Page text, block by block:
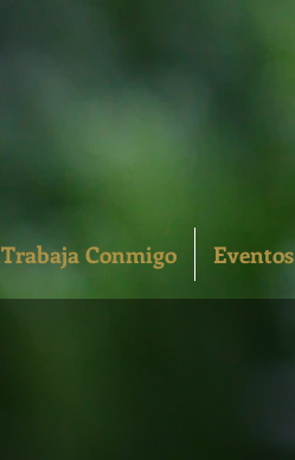
Trabaja Conmigo Eventos